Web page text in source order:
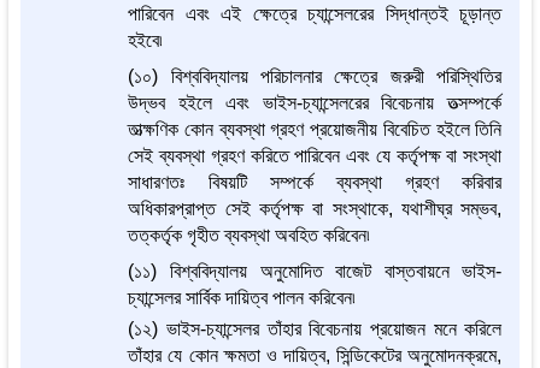
পারিবেন এবং এই ক্ষেত্রে চ্যান্সেলরের সিদ্ধান্তই চূড়ান্ত
হইবে৷
(১০) বিশ্ববিদ্যালয় পরিচালনার ক্ষেত্রে জরুরী পরিস্থিতির
উদ্ভব হইলে এবং ভাইস-চ্যান্সেলরের বিবেচনায় তত্সম্পর্কে
তাত্ক্ষণিক কোন ব্যবস্থা গ্রহণ প্রয়োজনীয় বিবেচিত হইলে তিনি
সেই ব্যবস্থা গ্রহণ করিতে পারিবেন এবং যে কর্তৃপক্ষ বা সংস্থা
সাধারণতঃ বিষয়টি সম্পর্কে ব্যবস্থা গ্রহণ করিবার
অধিকারপ্রাপ্ত সেই কর্তৃপক্ষ বা সংস্থাকে, যথাশীঘ্র সম্ভব,
তত্কর্তৃক গৃহীত ব্যবস্থা অবহিত করিবেন৷
(১১) বিশ্ববিদ্যালয় অনুমোদিত বাজেট বাস্তবায়নে ভাইস-
চ্যান্সেলর সার্বিক দায়িত্ব পালন করিবেন৷
(১২) ভাইস-চ্যান্সেলর তাঁহার বিবেচনায় প্রয়োজন মনে করিলে
তাঁহার যে কোন ক্ষমতা ও দায়িত্ব, সিন্ডিকেটের অনুমোদনক্রমে,